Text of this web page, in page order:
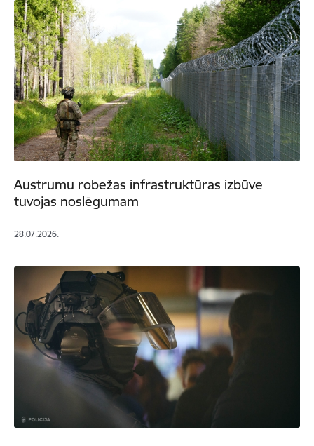
Austrumu robežas infrastruktūras izbūve
tuvojas noslēgumam
28.07.2026.